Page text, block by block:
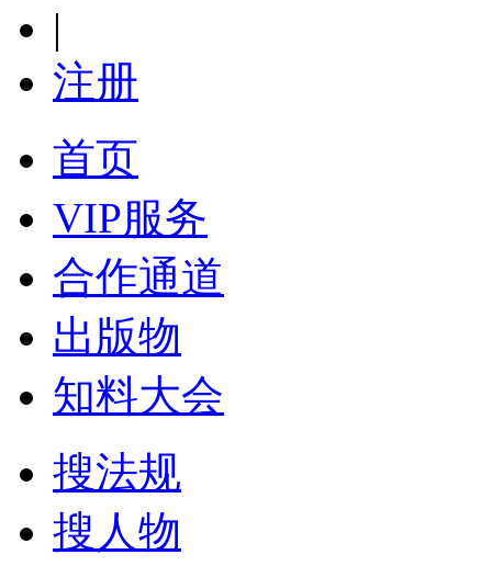
|
注册
首页
VIP服务
合作通道
出版物
知料大会
搜法规
搜人物